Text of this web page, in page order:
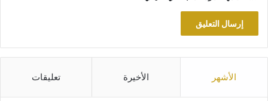
الأشهر الأخيرة تعليقات